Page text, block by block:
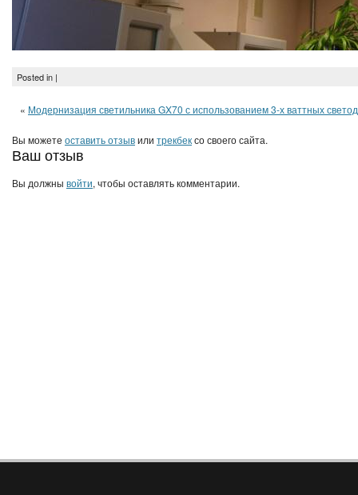
Posted in |
« Модернизация светильника GX70 с использованием 3-х ваттных
Вы можете оставить отзывили трекбексо своего сайта.
Ваш отзыв
Вы должны войти, чтобы оставлять комментарии.